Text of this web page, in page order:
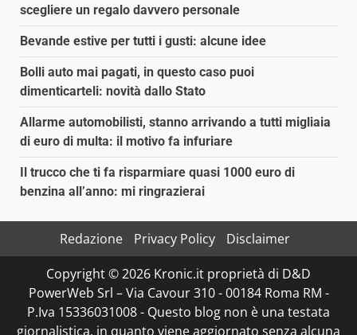
scegliere un regalo davvero personale
Bevande estive per tutti i gusti: alcune idee
Bolli auto mai pagati, in questo caso puoi
dimenticarteli: novità dallo Stato
Allarme automobilisti, stanno arrivando a tutti migliaia
di euro di multa: il motivo fa infuriare
Il trucco che ti fa risparmiare quasi 1000 euro di
benzina all’anno: mi ringrazierai
Redazione Privacy Policy
Disclaimer
Copyright © 2026 Kronic.it proprietà di D&D
PowerWeb Srl – Via Cavour 310 - 00184 Roma RM -
P.Iva 15336031008 - Questo blog non è una testata
giornalistica, in quanto viene aggiornato senza alcuna